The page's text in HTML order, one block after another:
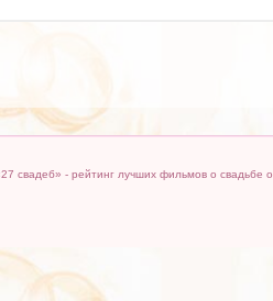
свадеб» - рейтинг лучших фильмов о свадьбе